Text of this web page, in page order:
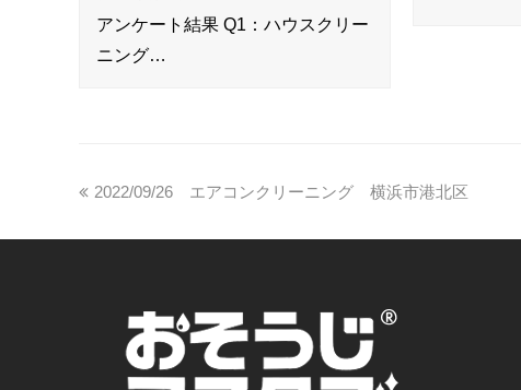
アンケート結果 Q1：ハウスクリー
ニング…
2022/09/26 エアコンクリーニング 横浜市港北区